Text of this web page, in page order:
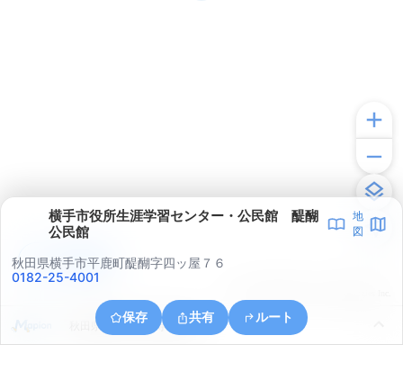
横手市役所生涯学習センター・公民館 醍醐
公民館
地
図
秋田県横手市平鹿町醍醐字四ッ屋７６
0182-25-4001
保存 共有 ルート
秋田県横手市大屋寺内漆原
アプリで見る